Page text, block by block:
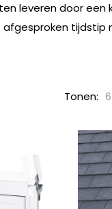
leveren door een
tijdstip
Tonen: 6